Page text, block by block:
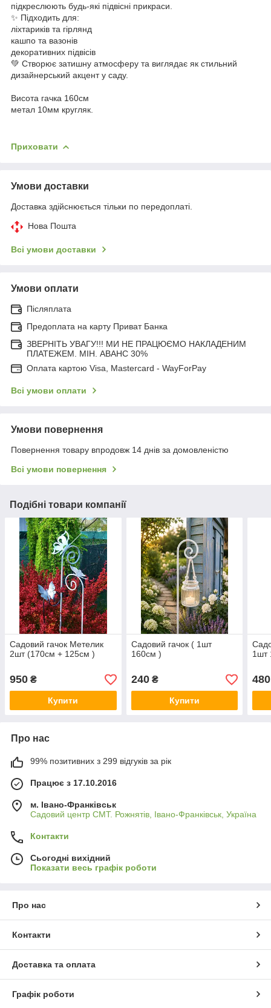
підкреслюють будь-які підвісні прикраси.
✨ Підходить для:
ліхтариків та гірлянд
кашпо та вазонів
декоративних підвісів
💚 Створює затишну атмосферу та виглядає як стильний
дизайнерський акцент у саду.
Висота гачка 160см
метал 10мм кругляк.
Приховати
Умови доставки
Доставка здійснюється тільки по передоплаті.
Нова Пошта
Всі умови доставки
Умови оплати
Післяплата
Предоплата на карту Приват Банка
ЗВЕРНІТЬ УВАГУ!!! МИ НЕ ПРАЦЮЄМО НАКЛАДЕНИМ
ПЛАТЕЖЕМ. МІН. АВАНС 30%
Оплата картою Visa, Mastercard - WayForPay
Всі умови оплати
Умови повернення
Повернення товару впродовж 14 днів за домовленістю
Всі умови повернення
Подібні товари компанії
Садовий гачок Метелик
2шт (170см + 125см )
950 ₴
Купити
Садовий гачок ( 1шт
160см )
240₴
Купити
1шт
480
Про нас
99% позитивних з 299 відгуків за рік
Працює з 17.10.2016
м. Івано-Франківськ
Садовий центр СМТ. Рожнятів, Івано-Франківськ, Україна
Контакти
Сьогодні вихідний
Показати весь графік роботи
Про нас
Контакти
Доставка та оплата
Графік роботи